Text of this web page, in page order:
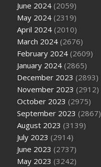
June 2024 (2059)
May 2024 (2319)
April 2024 (2010)
March 2024 (2676)
February 2024 (2609)
January 2024 (2865)
December 2023 (2893)
November 2023 (2912)
October 2023 (2975)
September 2023 (2867)
August 2023 (3139)
July 2023 (2914)
June 2023 (2737)
May 2023 (3242)